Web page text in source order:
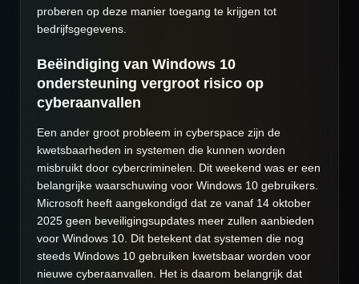
proberen op deze manier toegang te krijgen tot
bedrijfsgegevens.
Beëindiging van Windows 10
ondersteuning vergroot risico op
cyberaanvallen
Een ander groot probleem in cyberspace zijn de
kwetsbaarheden in systemen die kunnen worden
misbruikt door cybercriminelen. Dit weekend was er een
belangrijke waarschuwing voor Windows 10 gebruikers.
Microsoft heeft aangekondigd dat ze vanaf 14 oktober
2025 geen beveiligingsupdates meer zullen aanbieden
voor Windows 10. Dit betekent dat systemen die nog
steeds Windows 10 gebruiken kwetsbaar worden voor
nieuwe cyberaanvallen. Het is daarom belangrijk dat